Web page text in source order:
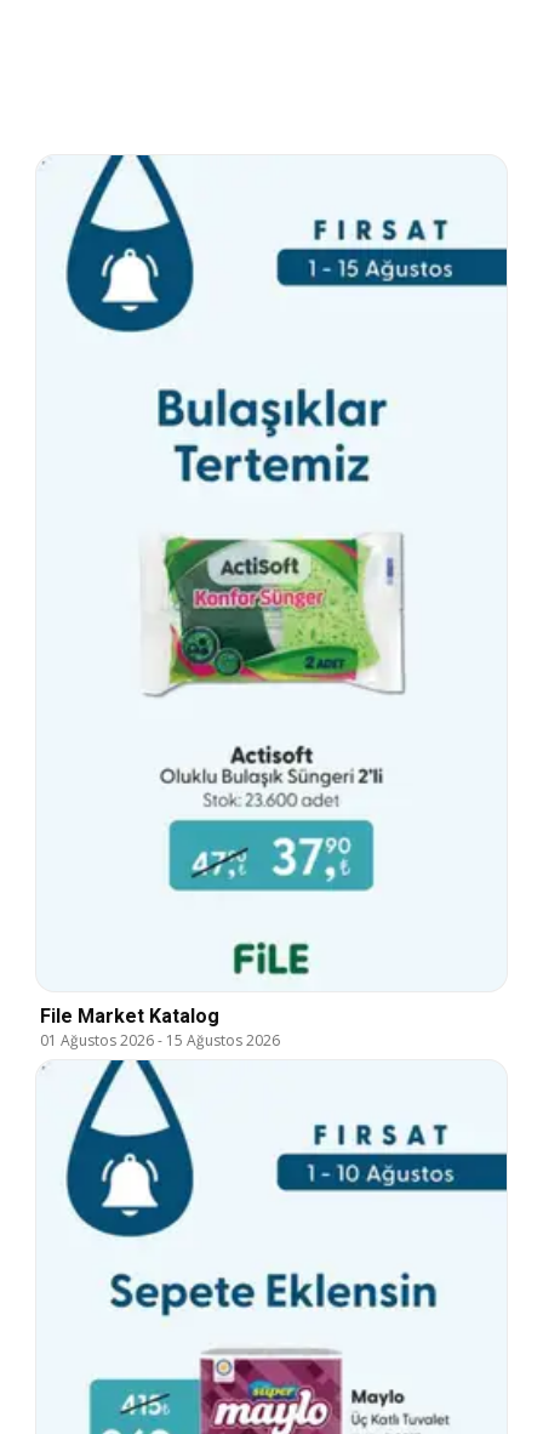
File Market Katalog
01 Ağustos 2026- 15 Ağustos 2026